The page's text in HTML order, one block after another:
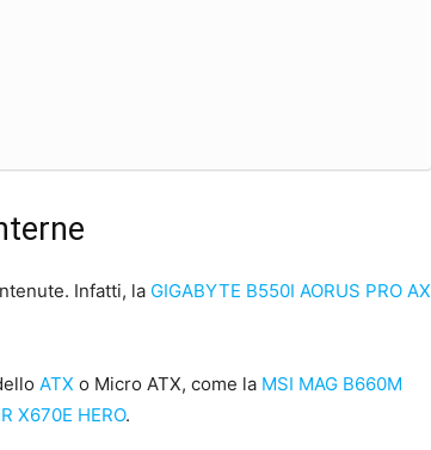
Infatti, la GIGABYTE B550I AORUS PRO AX
ATX o Micro ATX, come la MSI MAG B660M
X670E HERO.